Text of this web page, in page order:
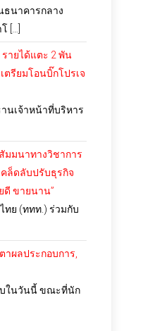
นาคารกลาง
[…]
รายได้แตะ 2 พัน
ตรียมโอนบิ๊กโปรเจ
นเจ้าหน้าที่บริหาร
มมนาทางวิชาการ
คล็ดลับปรับธุรกิจ
ดี ขายนาน”
ทย (ททท.) ร่วมกับ
ผลประกอบการ,
ในวันนี้ ขณะที่นัก